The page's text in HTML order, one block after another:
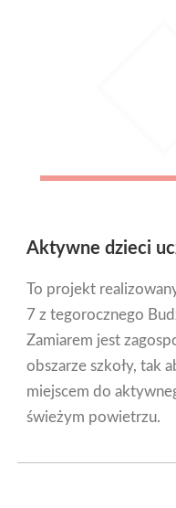
Aktywne dzieci
To projekt
7 z tegorocznego
Zamiarem jest
obszarze szkoły, tak
miejscem do
świeżym powietrzu.